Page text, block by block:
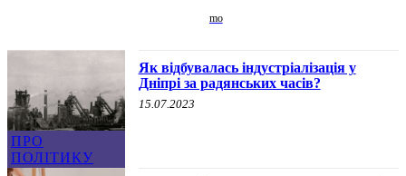
ПРО
ПОЛІТИКУ
Як відбувалась індустріалізація у
Дніпрі за радянських часів?
15.07.2023